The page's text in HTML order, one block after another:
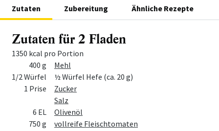
Zutaten Zubereitung Ähnliche Rezepte
Zutaten für 2 Fladen
1350 kcal pro Portion
MengeZutat
400 g
Mehl
1/2 Würfel
½ Würfel Hefe (ca. 20 g)
1 Prise
Zucker
Salz
6 EL
Olivenöl
750 g
vollreife Fleischtomaten